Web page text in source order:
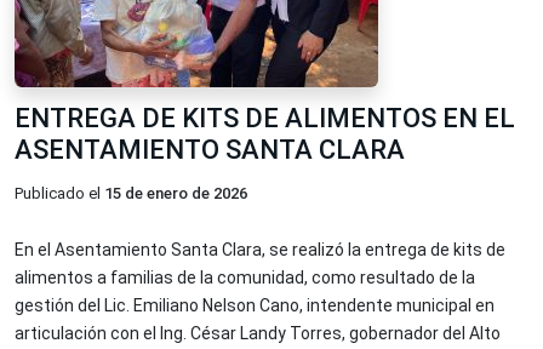
ENTREGA DE KITS DE ALIMENTOS EN EL
ASENTAMIENTO SANTA CLARA
Publicado el 15 de enero de 2026
En el Asentamiento Santa Clara, se realizó la entrega de kits de
alimentos a familias de la comunidad, como resultado de la
gestión del Lic. Emiliano Nelson Cano, intendente municipal en
articulación con el Ing. César Landy Torres, gobernador del Alto